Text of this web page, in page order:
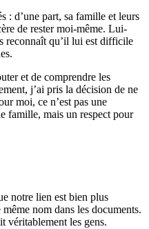
: d’une part, sa famille et leurs
de rester moi-même. Lui-
reconnaît qu’il lui est difficile
et de comprendre les
j’ai pris la décision de ne
moi, ce n’est pas une
famille, mais un respect pour
notre lien est bien plus
nom dans les documents.
véritablement les gens.​